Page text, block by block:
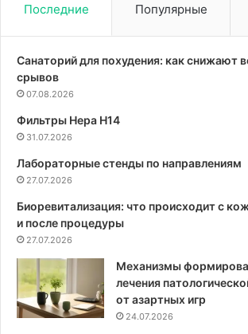
Последние Популярные
Санаторий для похудения: как снижают
срывов
07.08.2026
Фильтры Hepa Н14
31.07.2026
Лабораторные стенды по направлениям
27.07.2026
Биоревитализация: что происходит с
и после процедуры
27.07.2026
Механизмы
лечения
от азартных игр
24.07.2026